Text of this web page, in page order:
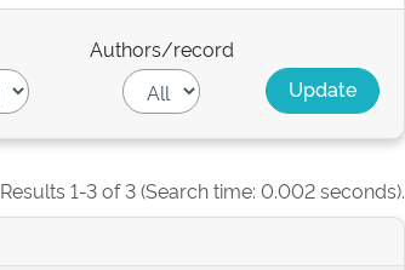
Authors/record
Results 1-3 of 3 (Search time: 0.002 seconds).